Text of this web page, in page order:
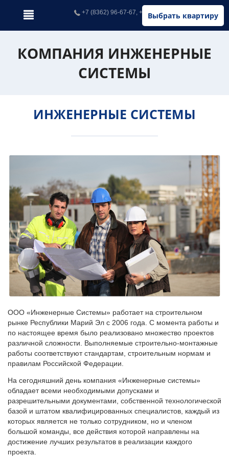
Выбрать квартиру
+7 (8362) 96-67-67, +7 (902) 326-67-67
КОМПАНИЯ ИНЖЕНЕРНЫЕ
СИСТЕМЫ
ИНЖЕНЕРНЫЕ СИСТЕМЫ
ООО «Инженерные Системы» работает на строительном
рынке Республики Марий Эл с 2006 года. С момента работы и
по настоящее время было реализовано множество проектов
различной сложности. Выполняемые строительно-монтажные
работы соответствуют стандартам, строительным нормам и
правилам Российской Федерации.
На сегодняшний день компания «Инженерные системы»
обладает всеми необходимыми допусками и
разрешительными документами, собственной технологической
базой и штатом квалифицированных специалистов, каждый из
которых является не только сотрудником, но и членом
большой команды, все действия которой направлены на
достижение лучших результатов в реализации каждого
проекта.